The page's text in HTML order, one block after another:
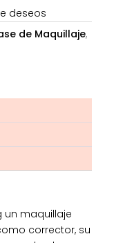
deseos
de Maquillaje,
un maquillaje
corrector, su